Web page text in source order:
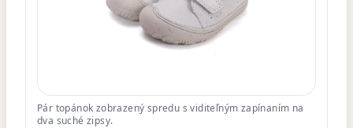
Pár topánok zobrazený spredu s viditeľným zapínaním na
dva suché zipsy.